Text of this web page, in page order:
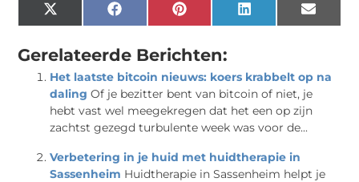
X
(Twitter)
FacebookPinterestLinkedInEmail
Gerelateerde Berichten:
Het laatste bitcoin nieuws: koers krabbelt op na
daling Of je bezitter bent van bitcoin of niet, je
hebt vast wel meegekregen dat het een op zijn
zachtst gezegd turbulente week was voor de...
Verbetering in je huid met huidtherapie in
Sassenheim Huidtherapie in Sassenheim helpt je